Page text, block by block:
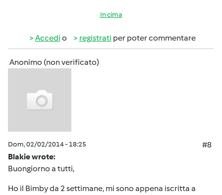
In cima
Accedi o registrati per poter commentare
Anonimo (non verificato)
Dom, 02/02/2014 - 18:25
#8
Blakie wrote:
Buongiorno a tutti,
Ho il Bimby da 2 settimane, mi sono appena iscritta a